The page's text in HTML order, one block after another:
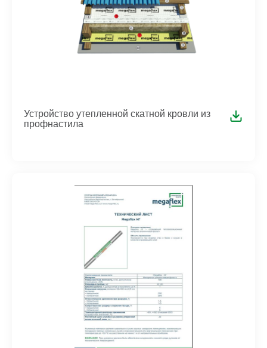
Устройство утепленной скатной кровли из
профнастила